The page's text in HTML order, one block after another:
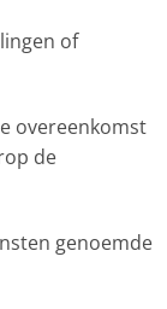
of
overeenkomst
de
genoemde